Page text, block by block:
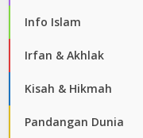
Info Islam
Irfan & Akhlak
Kisah & Hikmah
Pandangan Dunia